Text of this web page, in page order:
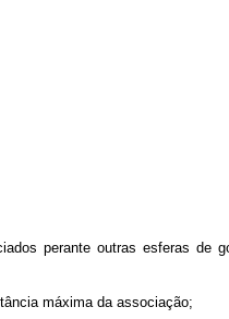
perante outras esferas de
máxima da associação;